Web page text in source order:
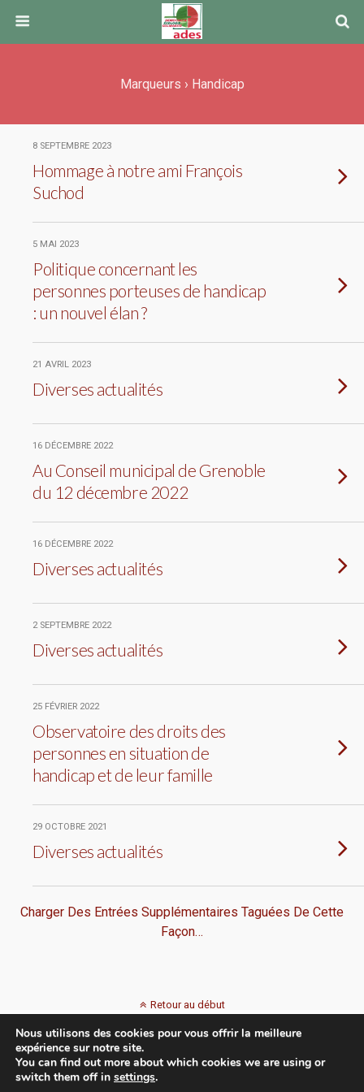
Marqueurs › Handicap
8 SEPTEMBRE 2023
Hommage à notre ami François
Suchod
5 MAI 2023
Politique concernant les
personnes porteuses de handicap
: un nouvel élan ?
21 AVRIL 2023
Diverses actualités
16 DÉCEMBRE 2022
Au Conseil municipal de Grenoble
du 12 décembre 2022
16 DÉCEMBRE 2022
Diverses actualités
2 SEPTEMBRE 2022
Diverses actualités
25 FÉVRIER 2022
Observatoire des droits des
personnes en situation de
handicap et de leur famille
29 OCTOBRE 2021
Diverses actualités
Charger Des Entrées Supplémentaires Taguées De Cette
Façon…
Retour au début
Mobile
Nous utilisons des cookies pour vous offrir la meilleure
expérience sur notre site.
You can find out more about which cookies we are using or
switch them off in settings.